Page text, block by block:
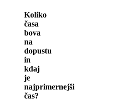
Koliko
časa
bova
na
dopustu
in
kdaj
je
najprimernejši
čas?